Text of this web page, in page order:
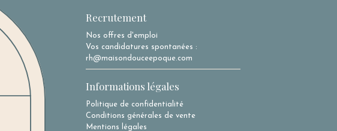
Recrutement
Nos offres d'emploi
Vos candidatures spontanées :
rh@maisondouceepoque.com
Informations légales
Politique de confidentialité
Conditions générales de vente
Mentions légales